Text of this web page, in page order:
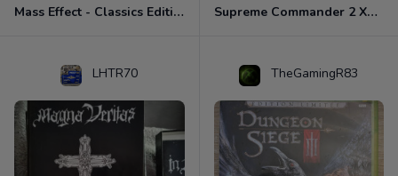
Mass Effect - Classics Edition Xbox 360 Supreme Commander 2 Xbox 360
LHTR70 TheGamingR83